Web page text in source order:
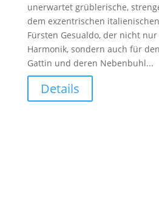
unerwartet grüblerische,
dem exzentrischen
Fürsten Gesualdo, der nicht
Harmonik, sondern auch für
Gattin und deren Nebenbuhl...
Details